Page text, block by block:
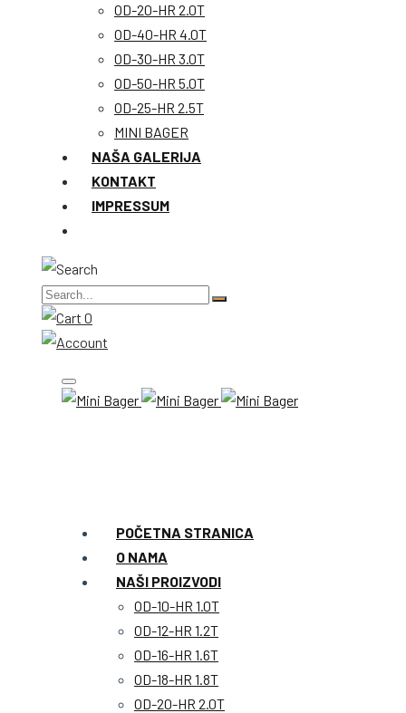
OD-20-HR 2.0T
OD-40-HR 4.0T
OD-30-HR 3.0T
OD-50-HR 5.0T
OD-25-HR 2.5T
MINI BAGER
NAŠA GALERIJA
KONTAKT
IMPRESSUM
0
POČETNA STRANICA
O NAMA
NAŠI PROIZVODI
OD-10-HR 1.0T
OD-12-HR 1.2T
OD-16-HR 1.6T
OD-18-HR 1.8T
OD-20-HR 2.0T